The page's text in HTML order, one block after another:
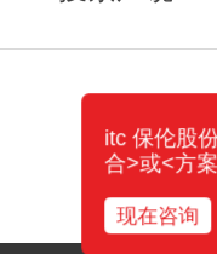
itc 保伦股
合>或<方
现在咨询